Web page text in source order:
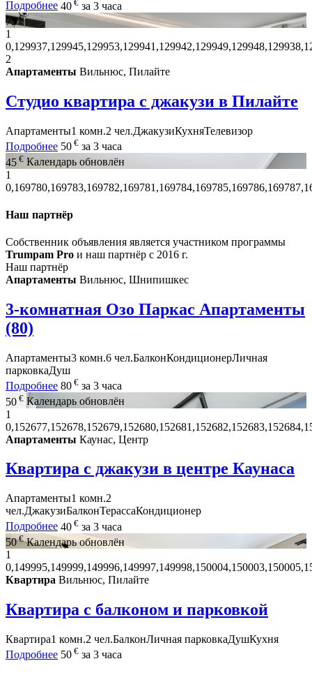
Подробнее 40
за 3 часа
75€
1
2
Апартаменты Вильнюс, Пилайте
Студио квартира с джакузи в Пилайте
Апартаменты1 комн.2 чел.ДжакузиКухняТелевизор
Подробнее 50 € за 3 часа
45 € Календарь обновлён
1
Наш партнёр
Собственник объявления является участником программы
Trumpam Pro и наш партнёр с 2016 г.
Наш партнёр
Апартаменты Вильнюс, Шнипишкес
3-комнатная Озо Паркас Апартаменты
(80)
Апартаменты3 комн.6 чел.БалконКондиционерЛичная
парковкаДуш
Подробнее 80 € за 3 часа
50 € Календарь обновлён
1
Апартаменты Каунас, Центр
Квартира с джакузи в центре Каунаса
Апартаменты1 комн.2
чел.ДжакузиБалконТерассаКондиционер
Подробнее 40 € за 3 часа
50€ Календарь обновлён
1
Квартира Вильнюс, Пилайте
Квартира с балконом и парковкой
Квартира1 комн.2 чел.БалконЛичная парковкаДушКухня
Подробнее 50 € за 3 часа